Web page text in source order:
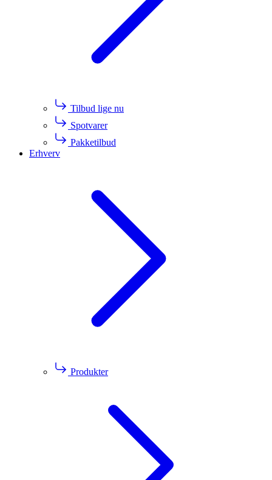
Tilbud lige nu
Spotvarer
Pakketilbud
Erhverv
Produkter